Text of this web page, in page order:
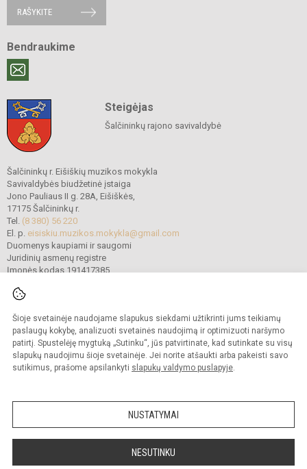
Šioje svetainėje naudojame slapukus siekdami užtikrinti jums teikiamų
paslaugų kokybę, analizuoti svetainės naudojimą ir optimizuoti naršymo
patirtį. Spustelėję mygtuką „Sutinku“, jūs patvirtinate, kad sutinkate su visų
slapukų naudojimu šioje svetainėje. Jei norite atšaukti arba pakeisti savo
sutikimus, prašome apsilankyti slapukų valdymo puslapyje.
NUSTATYMAI
NESUTINKU
RAŠYKITE
Bendraukime
Steigėjas
Šalčininkų rajono savivaldybė
Šalčininkų r. Eišiškių muzikos mokykla
Savivaldybės biudžetinė įstaiga
Jono Pauliaus II g. 28A, Eišiškės,
17175 Šalčininkų r.
Tel. (8 380) 56 220
El. p. eisiskiu.muzikos.mokykla@gmail.com
Duomenys kaupiami ir saugomi
Juridinių asmenų registre
Įmonės kodas 191417385
© 2022. Šalčininkų r. Eišiškių muzikos mokykla. Visos teisės saugomos.
Kopijuoti turinį be raštiško mokyklos vadovybės sutikimo griežtai draudžiama.
Prieinamumo paraiška Slapukų politika
Sumanus būdas atnaujinti